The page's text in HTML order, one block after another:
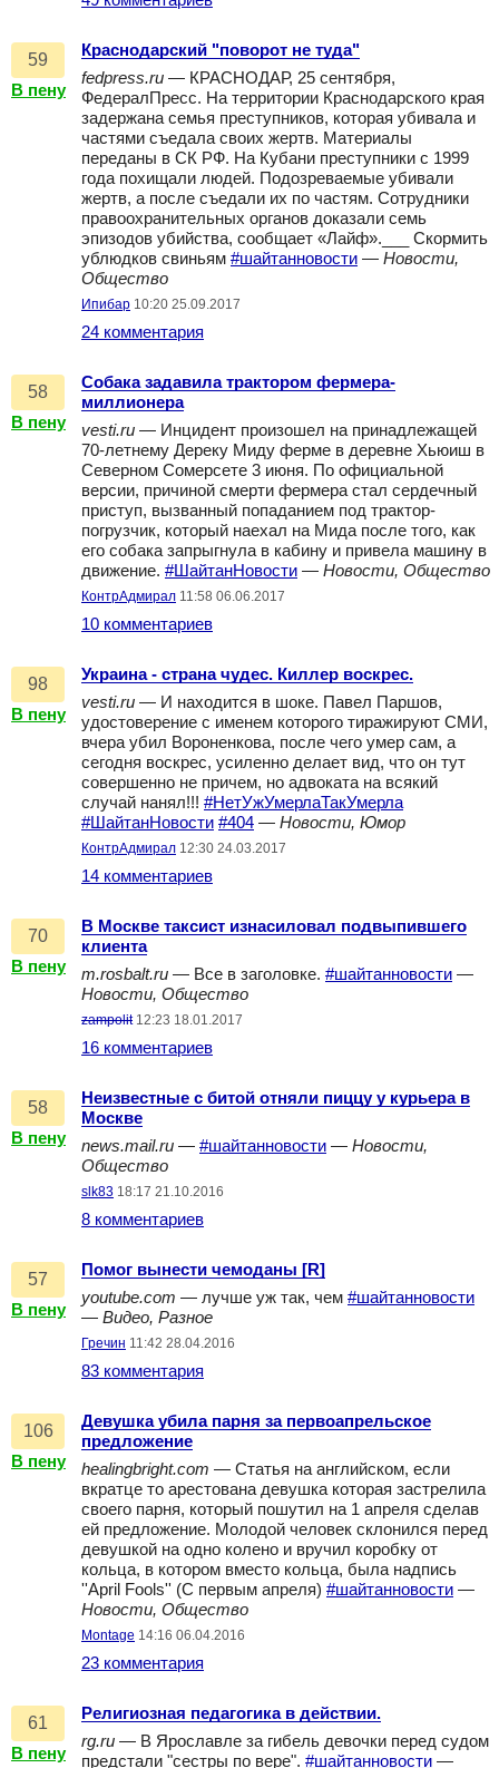
59
В пену
Краснодарский "поворот не туда"
fedpress.ru — КРАСНОДАР, 25 сентября,
ФедералПресс. На территории Краснодарского края
задержана семья преступников, которая убивала и
частями съедала своих жертв. Материалы
переданы в СК РФ. На Кубани преступники с 1999
года похищали людей. Подозреваемые убивали
жертв, а после съедали их по частям. Сотрудники
правоохранительных органов доказали семь
эпизодов убийства, сообщает «Лайф».___ Скормить
ублюдков свиньям #шайтанновости — Новости,
Общество
Ипибар 10:20 25.09.2017
24 комментария
58
В пену
Собака задавила трактором фермера-
миллионера
vesti.ru — Инцидент произошел на принадлежащей
70-летнему Дереку Миду ферме в деревне Хьюиш в
Северном Сомерсете 3 июня. По официальной
версии, причиной смерти фермера стал сердечный
приступ, вызванный попаданием под трактор-
погрузчик, который наехал на Мида после того, как
его собака запрыгнула в кабину и привела машину в
движение. #ШайтанНовости — Новости, Общество
КонтрАдмирал 11:58 06.06.2017
10 комментариев
98
В пену
Украина - страна чудес. Киллер воскрес.
vesti.ru — И находится в шоке. Павел Паршов,
удостоверение с именем которого тиражируют СМИ,
вчера убил Вороненкова, после чего умер сам, а
сегодня воскрес, усиленно делает вид, что он тут
совершенно не причем, но адвоката на всякий
случай нанял!!! #НетУжУмерлаТакУмерла
#ШайтанНовости #404 — Новости, Юмор
КонтрАдмирал 12:30 24.03.2017
14 комментариев
70
В пену
В Москве таксист изнасиловал подвыпившего
клиента
m.rosbalt.ru — Все в заголовке. #шайтанновости —
Новости, Общество
zampolit 12:23 18.01.2017
16 комментариев
58
В пену
Неизвестные с битой отняли пиццу у курьера в
Москве
news.mail.ru — #шайтанновости — Новости,
Общество
slk83 18:17 21.10.2016
8 комментариев
57
В пену
Помог вынести чемоданы [R]
youtube.com — лучше уж так, чем #шайтанновости
— Видео, Разное
Гречин 11:42 28.04.2016
83 комментария
106
В пену
Девушка убила парня за первоапрельское
предложение
healingbright.com — Статья на английском, если
вкратце то арестована девушка которая застрелила
своего парня, который пошутил на 1 апреля сделав
ей предложение. Молодой человек склонился перед
девушкой на одно колено и вручил коробку от
кольца, в котором вместо кольца, была надпись
''April Fools'' (С первым апреля) #шайтанновости —
Новости, Общество
Montage 14:16 06.04.2016
23 комментария
61
В пену
Религиозная педагогика в действии.
rg.ru — В Ярославле за гибель девочки перед судом
предстали "сестры по вере". #шайтанновости —